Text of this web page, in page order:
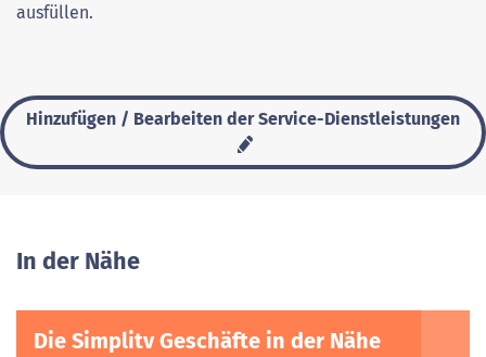
ausfüllen.
Hinzufügen / Bearbeiten der Service-Dienstleistungen
In der Nähe
Die Simplitv Geschäfte in der Nähe